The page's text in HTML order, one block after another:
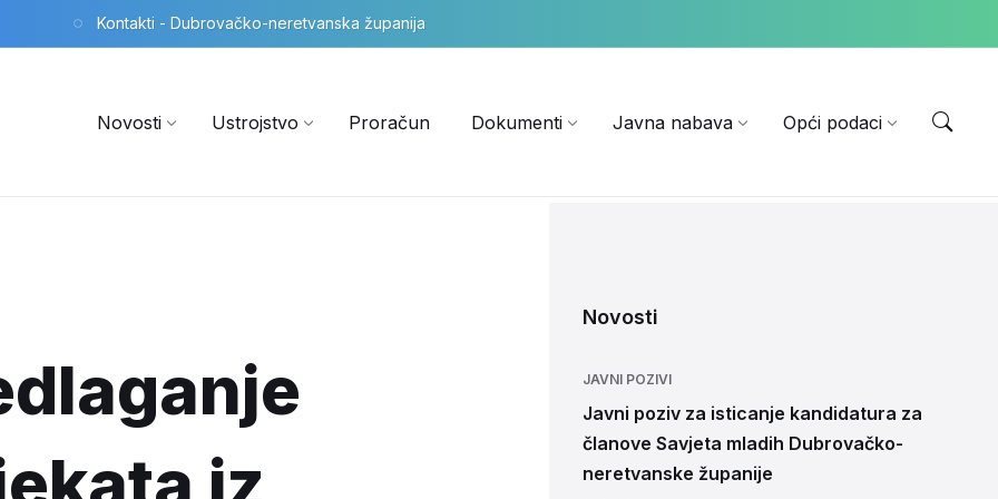
Kontakti - Dubrovačko-neretvanska županija
Novosti Ustrojstvo Proračun Dokumenti Javna nabava Opći podaci
Novosti
JAVNI POZIVI
Javni poziv za isticanje kandidatura za
članove Savjeta mladih Dubrovačko-
neretvanske županije